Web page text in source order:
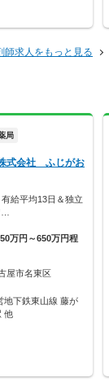
師求人をもっと見る
局
式会社 ふじがお
給平均13日＆独立
…
万円～650万円程
屋市名東区
地下鉄東山線 藤が
他